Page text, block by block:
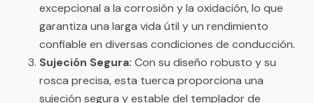
excepcional a la corrosión y la oxidación, lo que
garantiza una larga vida útil y un rendimiento
confiable en diversas condiciones de conducción.
Sujeción Segura: Con su diseño robusto y su
rosca precisa, esta tuerca proporciona una
sujeción segura y estable del templador de